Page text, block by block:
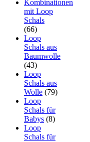
Kombinationen
mit Loop
Schals
(66)
Loop
Schals aus
Baumwolle
(43)
Loop
Schals aus
Wolle (79)
Loop
Schals für
Babys (8)
Loop
Schals für